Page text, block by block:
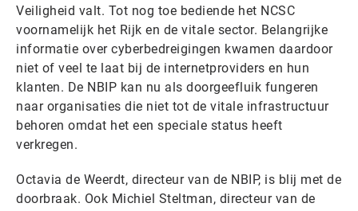
Veiligheid valt. Tot nog toe bediende het NCSC
voornamelijk het Rijk en de vitale sector. Belangrijke
informatie over cyberbedreigingen kwamen daardoor
niet of veel te laat bij de internetproviders en hun
klanten. De NBIP kan nu als doorgeefluik fungeren
naar organisaties die niet tot de vitale infrastructuur
behoren omdat het een speciale status heeft
verkregen.
Octavia de Weerdt, directeur van de NBIP, is blij met de
doorbraak. Ook Michiel Steltman, directeur van de